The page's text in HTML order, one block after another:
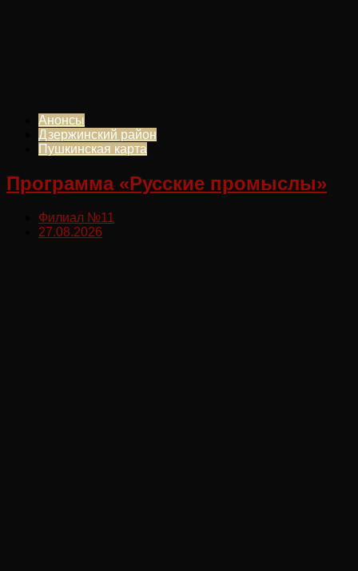
Анонсы
Дзержинский район
Пушкинская карта
Программа «Русские промыслы»
Филиал №11
27.08.2026